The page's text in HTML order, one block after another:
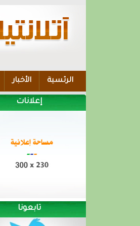
الرئسية الأخبار
إعلانات
تابعونا